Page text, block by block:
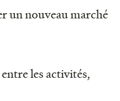
un nouveau marché
les activités,